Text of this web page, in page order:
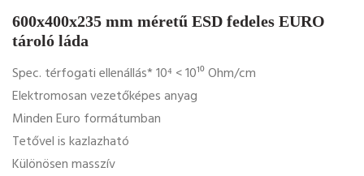
600x400x235 mm méretű ESD fedeles EURO
tároló láda
Spec. térfogati ellenállás* 10⁴ < 10¹⁰ Ohm/cm
Elektromosan vezetőképes anyag
Minden Euro formátumban
Tetővel is kazlazható
Különösen masszív